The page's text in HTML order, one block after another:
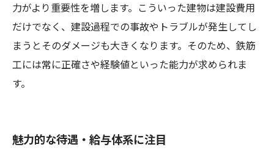
力がより重要性を増します。こういった建物は建設費用
だけでなく、建設過程での事故やトラブルが発生してし
まうとそのダメージも大きくなります。そのため、鉄筋
工には常に正確さや経験値といった能力が求められま
す。
魅力的な待遇・給与体系に注目